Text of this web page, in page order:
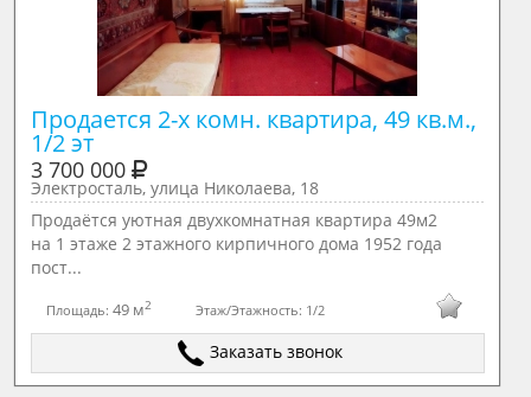
Продается 2-х комн. квартира, 49 кв.м.,
1/2 эт
3 700 000
Электросталь, улица Николаева, 18
Продаётся уютная двухкомнатная квартира 49м2
на 1 этаже 2 этажного кирпичного дома 1952 года
пост...
Площадь:49 м2 Этаж/Этажность: 1/2
Заказать звонок